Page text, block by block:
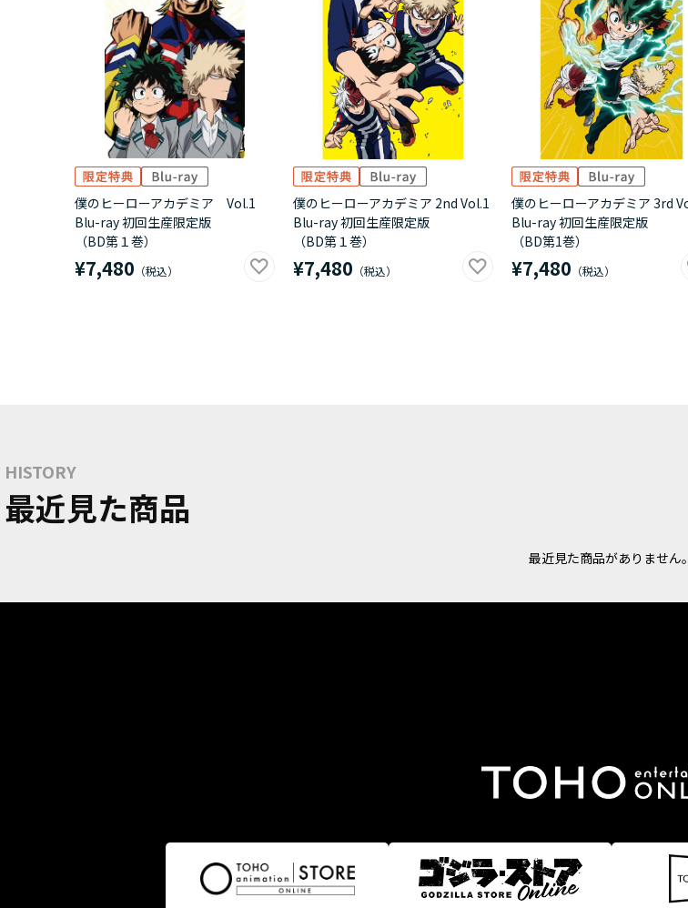
僕のヒーローアカデミア Vol.1
Blu-ray 初回生産限定版
（BD第１巻）
¥7,480
僕のヒーローアカデミア 2nd Vol.1
Blu-ray 初回生産限定版
（BD第１巻）
¥7,480
僕のヒーローアカデミア 3rd
Blu-ray 初回生産限定版
（BD第1巻）
¥7,480
HISTORY
最近見た商品
最近見た商品がありません。